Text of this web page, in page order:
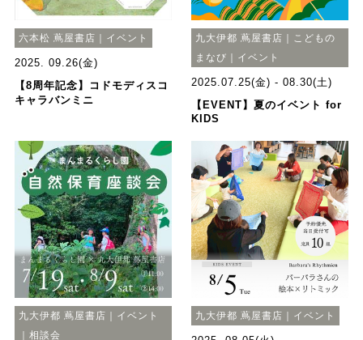
六本松 蔦屋書店｜イベント
2025. 09.26(金)
【8周年記念】コドモディスコ
キャラバンミニ
九大伊都 蔦屋書店｜こどもの
まなび｜イベント
2025.07.25(金) - 08.30(土)
【EVENT】夏のイベント for
KIDS
九大伊都 蔦屋書店｜イベント
｜相談会
九大伊都 蔦屋書店｜イベント